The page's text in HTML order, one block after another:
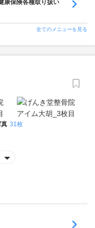
康保険各種取り扱い
全てのメニューを見る
31枚